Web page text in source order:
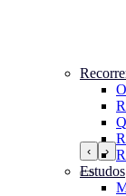
‹ ›
Estudos